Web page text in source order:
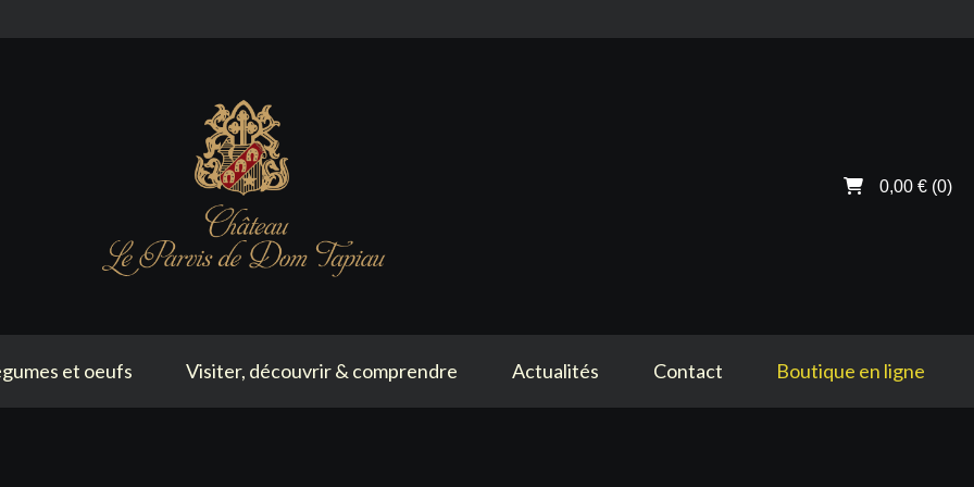
0,00 € (0)
et oeufs Visiter, découvrir & comprendre Actualités Contact Boutique en ligne